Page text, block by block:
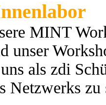
MINT
unser
als zdi
Netzwerks